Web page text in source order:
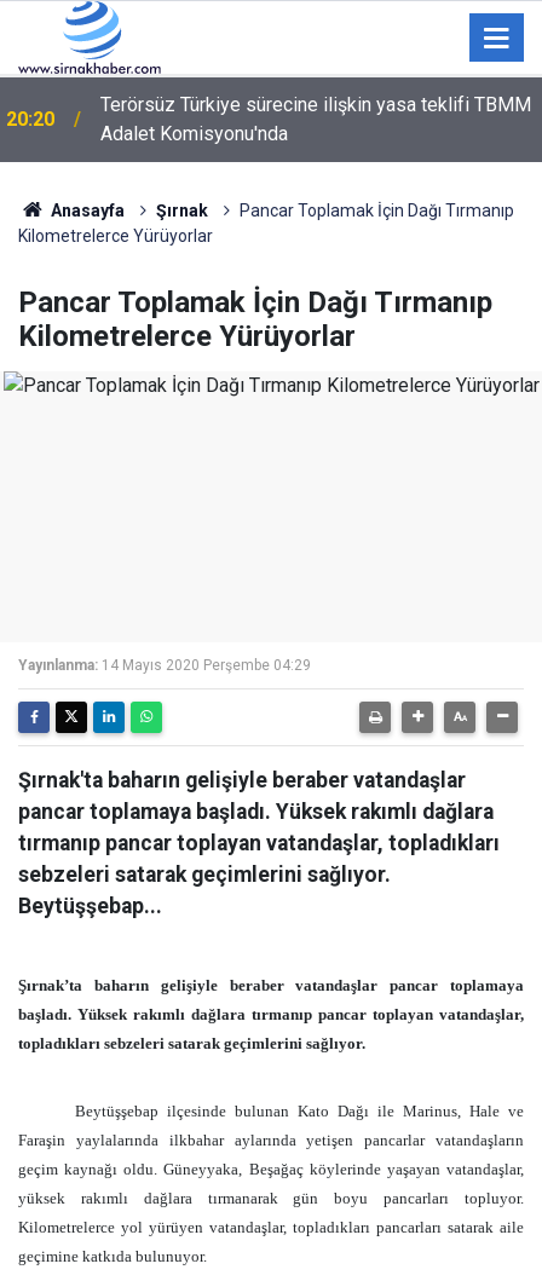
20:20
Terörsüz Türkiye sürecine ilişkin yasa teklifi TBMM
Adalet Komisyonu'nda
Anasayfa Şırnak
Pancar Toplamak İçin Dağı Tırmanıp
Kilometrelerce Yürüyorlar
Pancar Toplamak İçin Dağı Tırmanıp
Kilometrelerce Yürüyorlar
Yayınlanma: 14 Mayıs 2020 Perşembe 04:29
Şırnak'ta baharın gelişiyle beraber vatandaşlar
pancar toplamaya başladı. Yüksek rakımlı dağlara
tırmanıp pancar toplayan vatandaşlar, topladıkları
sebzeleri satarak geçimlerini sağlıyor.
Beytüşşebap...
Şırnak’ta baharın gelişiyle beraber vatandaşlar pancar toplamaya
başladı. Yüksek rakımlı dağlara tırmanıp pancar toplayan vatandaşlar,
topladıkları sebzeleri satarak geçimlerini sağlıyor.
Beytüşşebap ilçesinde bulunan Kato Dağı ile Marinus, Hale ve
Faraşin yaylalarında ilkbahar aylarında yetişen pancarlar vatandaşların
geçim kaynağı oldu. Güneyyaka, Beşağaç köylerinde yaşayan vatandaşlar,
yüksek rakımlı dağlara tırmanarak gün boyu pancarları topluyor.
Kilometrelerce yol yürüyen vatandaşlar, topladıkları pancarları satarak aile
geçimine katkıda bulunuyor.